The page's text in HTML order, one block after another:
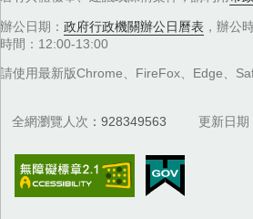
辦公日期： 政府行政機關辦公日曆表 ，辦公
時間：12:00-13:00
請使用最新版Chrome、FireFox、Edge、
全網瀏覽人次 928349563 更新日期